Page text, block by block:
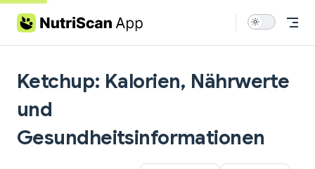
Skip to content
Ketchup: Kalorien, Nährwerte
und
Gesundheitsinformationen